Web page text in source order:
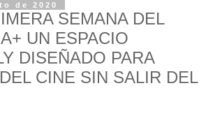
de 2020
SEMANA DEL
UN ESPACIO
DISEÑADO PARA
CINE SIN SALIR DEL